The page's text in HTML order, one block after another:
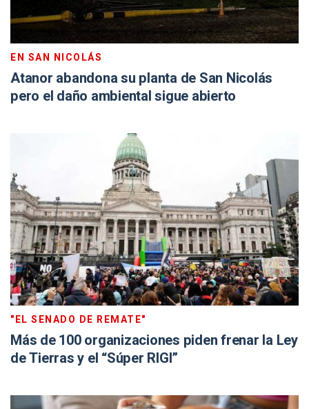
EN SAN NICOLÁS
Atanor abandona su planta de San Nicolás
pero el daño ambiental sigue abierto
"EL SENADO DE REMATE"
Más de 100 organizaciones piden frenar la Ley
de Tierras y el “Súper RIGI”